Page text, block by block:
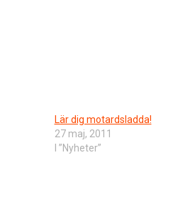
Lär dig motardsladda!
27 maj, 2011
I ”Nyheter”